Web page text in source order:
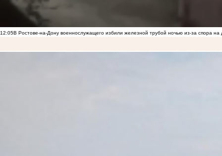
12:05В Ростове-на-Дону военнослужащего избили железной трубой ночью из-за спора на